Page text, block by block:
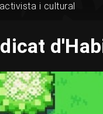
i cultural